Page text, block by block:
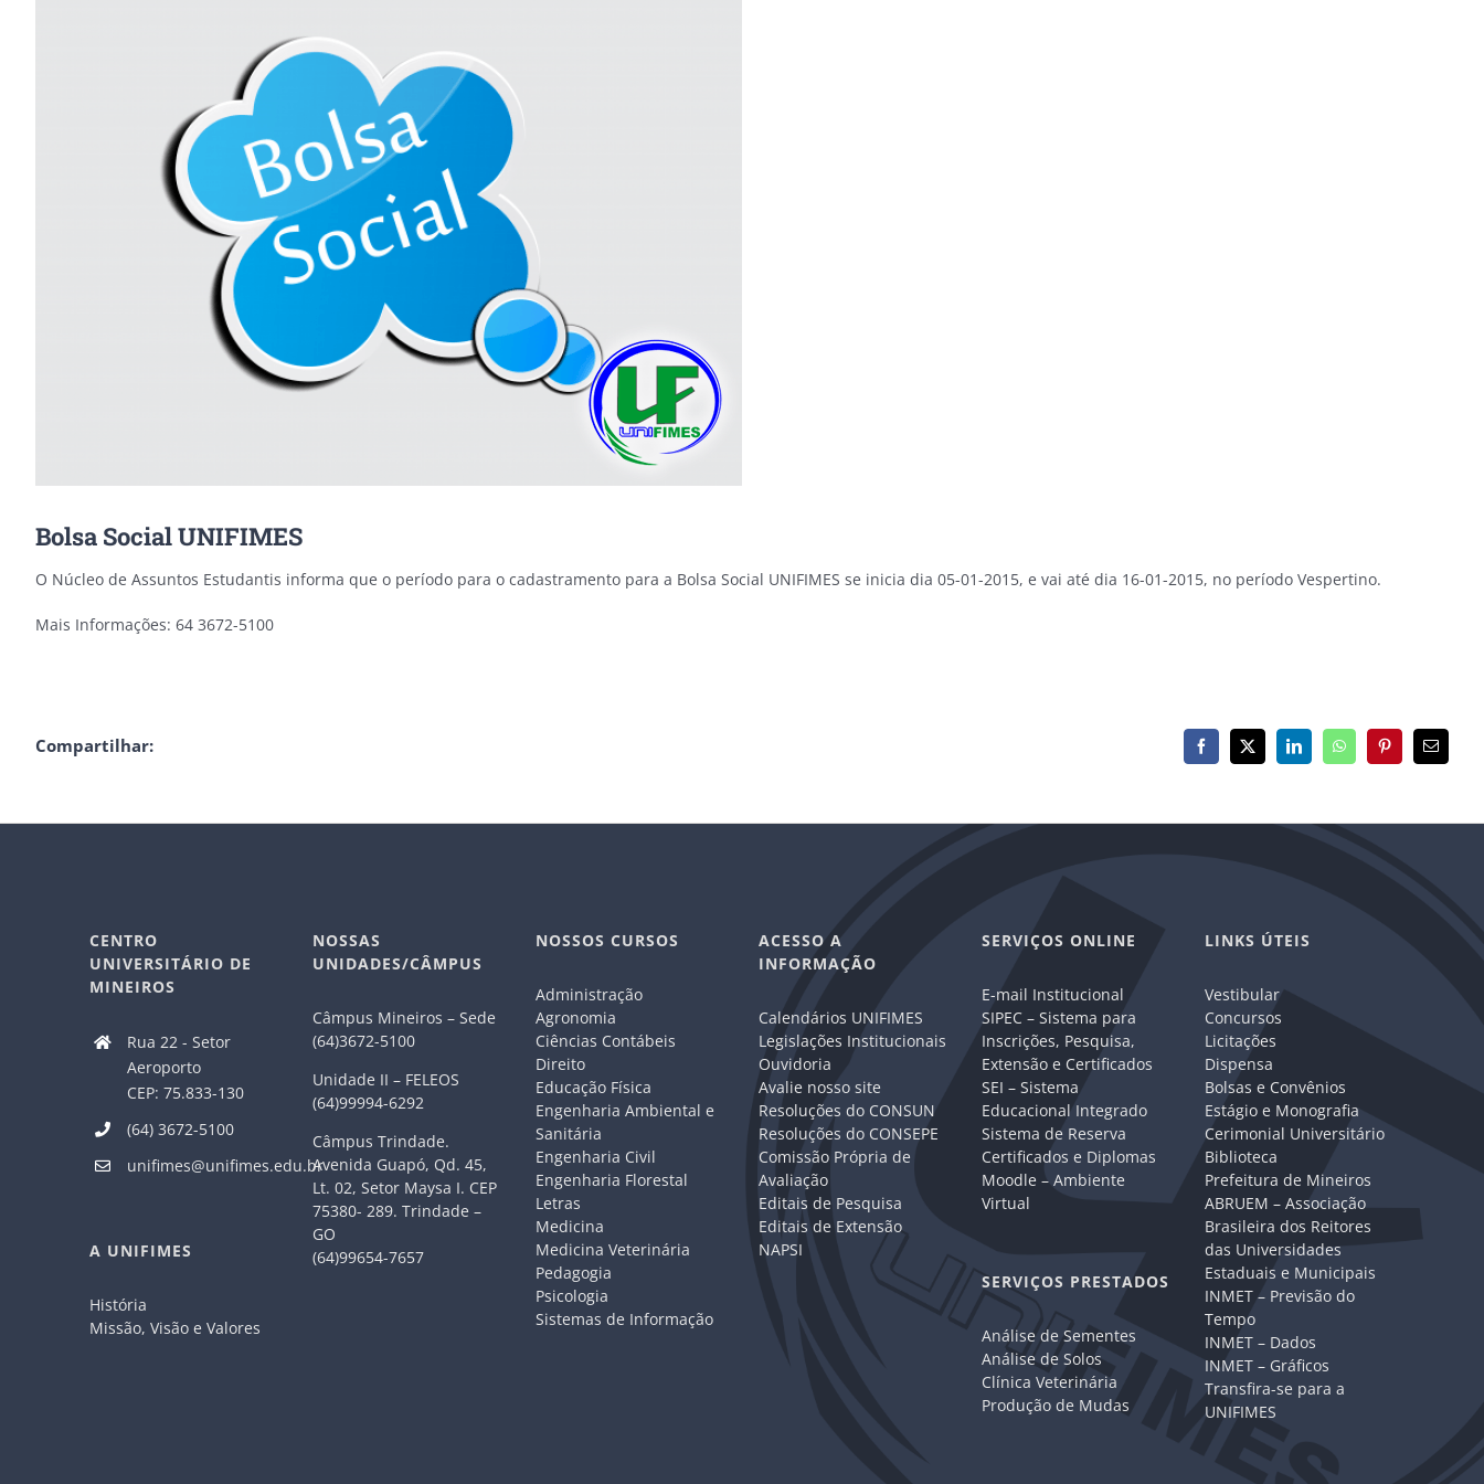
Bolsa Social UNIFIMES
O Núcleo de Assuntos Estudantis informa que o período para o cadastramento para a Bolsa Social UNIFIMES se inicia dia 05-01-2015, e vai até dia 16-01-2015, no período Vespertino.
Mais Informações: 64 3672-5100
Compartilhar: Facebook
X LinkedInWhatsAppPinterest
E-
mail
CENTRO
UNIVERSITÁRIO DE
MINEIROS
Rua 22 - Setor
Aeroporto
CEP: 75.833-130
(64) 3672-5100
unifimes@unifimes.edu.br
A UNIFIMES
História
Missão, Visão e Valores
NOSSAS
UNIDADES/CÂMPUS
Câmpus Mineiros – Sede
(64)3672-5100
Unidade II – FELEOS
(64)99994-6292
Câmpus Trindade.
Avenida Guapó, Qd. 45,
Lt. 02, Setor Maysa I. CEP
75380- 289. Trindade –
GO
(64)99654-7657
NOSSOS CURSOS
Administração
Agronomia
Ciências Contábeis
Direito
Educação Física
Engenharia Ambiental e
Sanitária
Engenharia Civil
Engenharia Florestal
Letras
Medicina
Medicina Veterinária
Pedagogia
Psicologia
Sistemas de Informação
ACESSO A
INFORMAÇÃO
Calendários UNIFIMES
Legislações Institucionais
Ouvidoria
Avalie nosso site
Resoluções do CONSUN
Resoluções do CONSEPE
Comissão Própria de
Avaliação
Editais de Pesquisa
Editais de Extensão
NAPSI
SERVIÇOS ONLINE
E-mail Institucional
SIPEC – Sistema para
Inscrições, Pesquisa,
Extensão e Certificados
SEI – Sistema
Educacional Integrado
Sistema de Reserva
Certificados e Diplomas
Moodle – Ambiente
Virtual
SERVIÇOS PRESTADOS
Análise de Sementes
Análise de Solos
Clínica Veterinária
Produção de Mudas
LINKS ÚTEIS
Vestibular
Concursos
Licitações
Dispensa
Bolsas e Convênios
Estágio e Monografia
Cerimonial Universitário
Biblioteca
Prefeitura de Mineiros
ABRUEM – Associação
Brasileira dos Reitores
das Universidades
Estaduais e Municipais
INMET – Previsão do
Tempo
INMET – Dados
INMET – Gráficos
Transfira-se para a
UNIFIMES